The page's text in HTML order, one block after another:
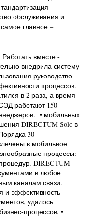
обслуживания и
главное –
Работать вместе -
внедрила систему
руководство
процессов.
в 2 раза, а время
работают 150
• мобильных
DIRECTUM Solo в
30
в мобильное
процессы:
DIRECTUM
в любое
каналам связи.
и эффективность
удалось
процессов. •